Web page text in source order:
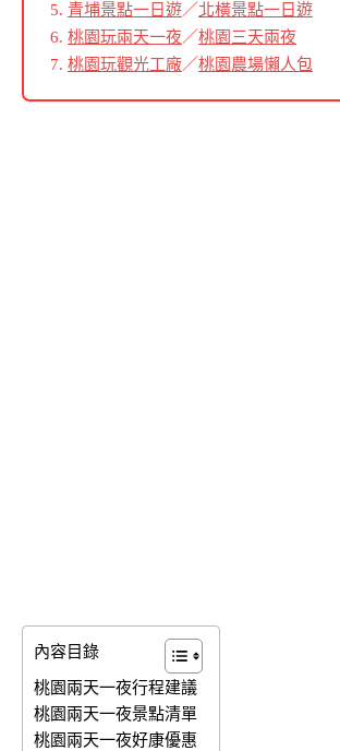
青埔景點一日遊／北橫景點一日遊
桃園玩兩天一夜／桃園三天兩夜
桃園玩觀光工廠／桃園農場懶人包
內容目錄
桃園兩天一夜行程建議
桃園兩天一夜景點清單
桃園兩天一夜好康優惠